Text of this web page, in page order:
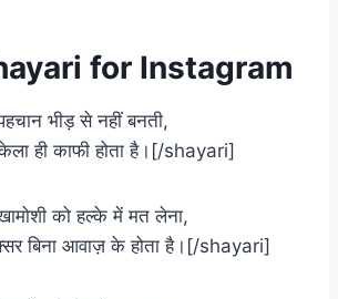
for Instagram
भीड़ से नहीं बनती,
ही काफी होता है।[/shayari]
को हल्के में मत लेना,
बिना आवाज़ के होता है।[/shayari]